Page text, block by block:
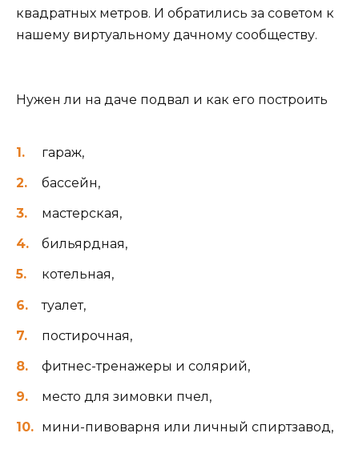
квадратных метров. И обратились за советом к
нашему виртуальному дачному сообществу.
Нужен ли на даче подвал и как его построить
гараж,
бассейн,
мастерская,
бильярдная,
котельная,
туалет,
постирочная,
фитнес-тренажеры и солярий,
место для зимовки пчел,
мини-пивоварня или личный спиртзавод,